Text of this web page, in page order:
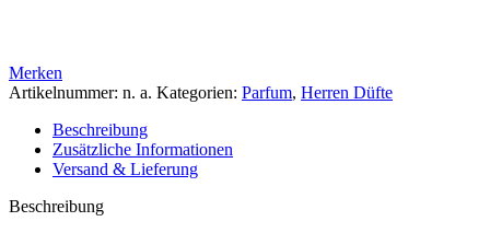
Merken
Artikelnummer: n. a. Kategorien: Parfum, Herren Düfte
Beschreibung
Zusätzliche Informationen
Versand & Lieferung
Beschreibung